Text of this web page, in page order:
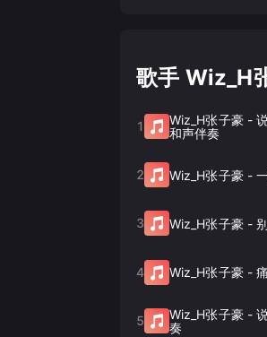
歌手 Wiz_H
1 Wiz_H张子豪-
和声伴奏
2 Wiz_H张子豪-
3 Wiz_H张子豪-
4 Wiz_H张子豪-
5 Wiz_H张子豪-
奏